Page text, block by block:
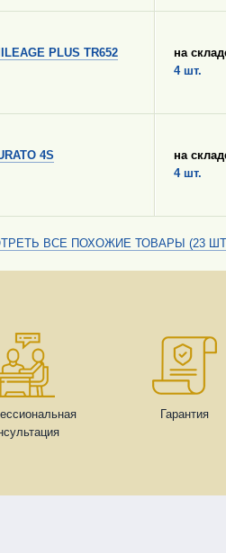
PLUS TR652
на
4 шт.
4S
на
4 шт.
ВСЕ ПОХОЖИЕ ТОВАРЫ (23
Гарантия